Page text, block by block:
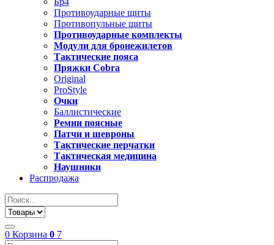
Противоударные щиты
Противопульные щиты
Противоударные комплекты
Модули для бронежилетов
Тактические пояса
Пряжки Cobra
Original
ProStyle
Очки
Баллистические
Ремни поясные
Патчи и шевроны
Тактические перчатки
Тактическая медицина
Наушники
Распродажа
0 Корзина 0 7